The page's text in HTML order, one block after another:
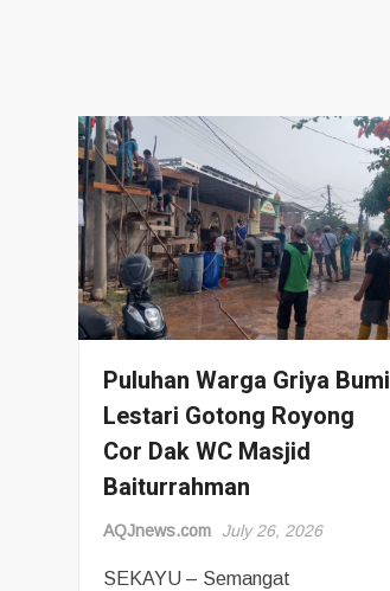
Puluhan Warga Griya Bumi
Lestari Gotong Royong
Cor Dak WC Masjid
Baiturrahman
AQJnews.com July 26, 2026
SEKAYU – Semangat